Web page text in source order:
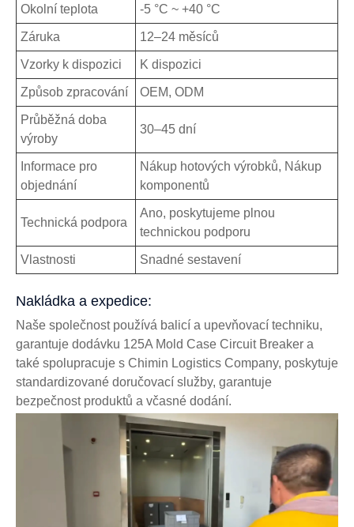
Okolní teplota -5 °C ~ +40 °C
Záruka 12–24 měsíců
Vzorky k dispozici K dispozici
Způsob zpracování OEM, ODM
Průběžná doba
výroby
30–45 dní
Informace pro
objednání
Nákup hotových výrobků, Nákup
komponentů
Technická podpora
Ano, poskytujeme plnou
technickou podporu
Vlastnosti Snadné sestavení
Nakládka a expedice:
Naše společnost používá balicí a upevňovací techniku,
garantuje dodávku 125A Mold Case Circuit Breaker a
také spolupracuje s Chimin Logistics Company, poskytuje
standardizované doručovací služby, garantuje
bezpečnost produktů a včasné dodání.